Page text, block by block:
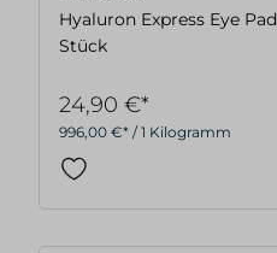
Hyaluron Express Eye
Stück
996,00 €* / 1 Kilogramm
24,90 €*